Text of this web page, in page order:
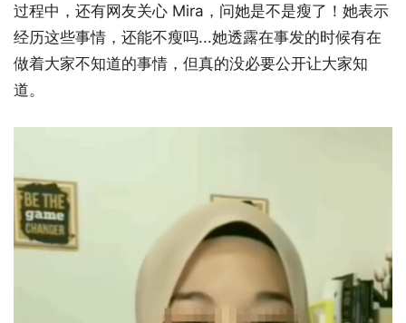
过程中，还有网友关心 Mira，问她是不是瘦了！她表示
经历这些事情，还能不瘦吗...她透露在事发的时候有在
做着大家不知道的事情，但真的没必要公开让大家知
道。